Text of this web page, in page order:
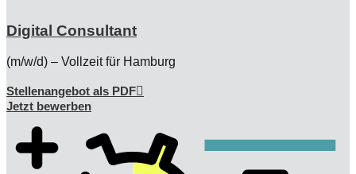
Digital Consultant
(m/w/d) – Vollzeit für Hamburg
Stellenangebot als PDF
Jetzt bewerben